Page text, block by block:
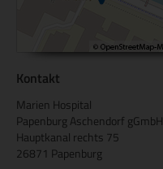
Kontakt
Marien Hospital
Papenburg Aschendorf gGmbH
Hauptkanal rechts 75
26871 Papenburg